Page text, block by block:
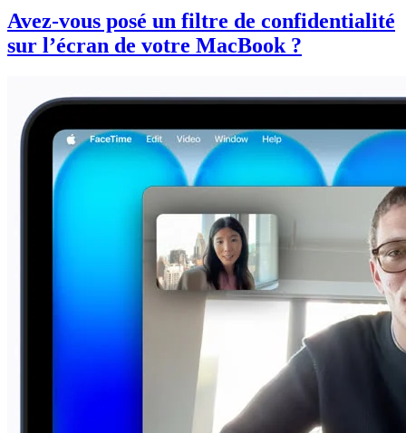
Avez-vous posé un filtre de confidentialité
sur l’écran de votre MacBook ?